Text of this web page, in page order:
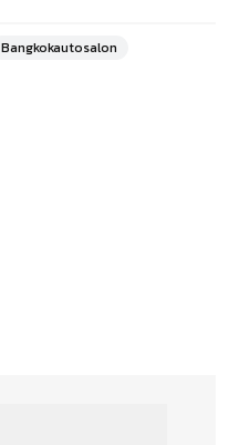
Bangkokautosalon